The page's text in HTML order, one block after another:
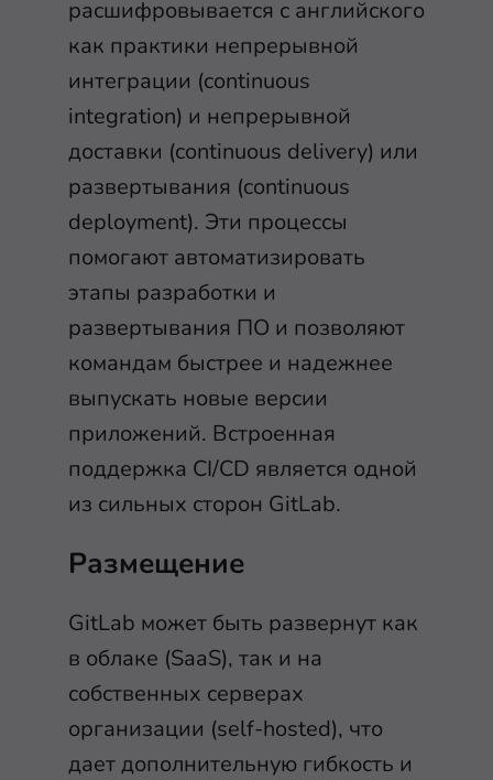
расшифровывается с английского
как практики непрерывной
интеграции (continuous
integration) и непрерывной
доставки (continuous delivery) или
развертывания (continuous
deployment). Эти процессы
помогают автоматизировать
этапы разработки и
развертывания ПО и позволяют
командам быстрее и надежнее
выпускать новые версии
приложений. Встроенная
поддержка CI/CD является одной
из сильных сторон GitLab.
Размещение
GitLab может быть развернут как
в облаке (SaaS), так и на
собственных серверах
организации (self-hosted), что
дает дополнительную гибкость и